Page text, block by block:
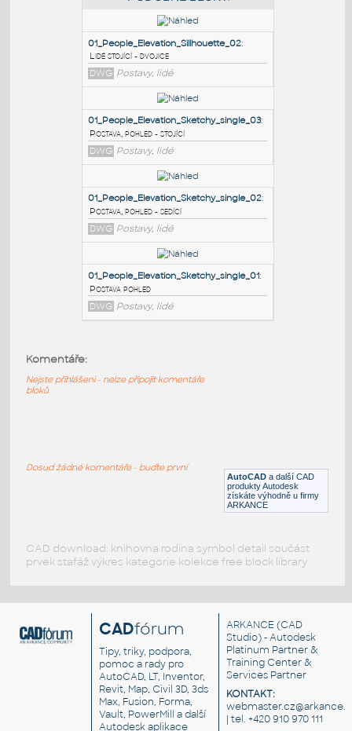
PODOBNÉ BLOKY
01_People_Elevation_Sillhouette_02
Lidé stojící - dvojice
DWG Postavy, lidé
01_People_Elevation_Sketchy_single_03
Postava, pohled - stojící
DWG Postavy, lidé
DWG
Postavy, lidé
AutoCAD a další CAD
produkty Autodesk
získáte výhodně u firmy
ARKANCE
Komentáře:
Nejste přihlášeni - nelze připojit komentáře
bloků
Dosud žádné komentáře - buďte první
CAD download: knihovna rodina symbol detail součást
prvek stafáž výkres kategorie kolekce free block library
CADfórum
Tipy, triky, podpora,
pomoc a rady pro
AutoCAD, LT, Inventor,
Revit, Map, Civil 3D, 3ds
Max, Fusion, Forma,
Vault, PowerMill a další
Autodesk aplikace
ARKANCE (CAD
Studio) - Autodesk
Platinum Partner &
Training Center &
Services Partner
KONTAKT:
| tel. +420 910 970 111